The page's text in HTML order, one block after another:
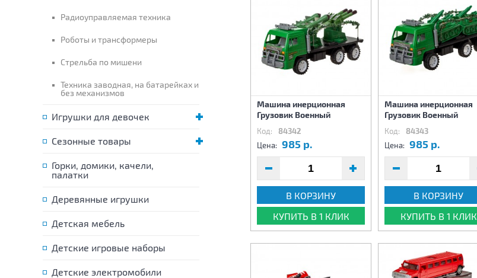
Радиоуправляемая техника
Роботы и трансформеры
Стрельба по мишени
Техника заводная, на батарейках и
без механизмов
Игрушки для девочек
Сезонные товары
Горки, домики, качели,
палатки
Деревянные игрушки
Детская мебель
Детские игровые наборы
Детские электромобили
Машина инерционная
Грузовик Военный
Код: 84342
Цена: 985 р.
В КОРЗИНУ
КУПИТЬ В 1 КЛИК
Машина инерционная
Грузовик Военный
Код: 84343
Цена: 985 р.
В КОРЗИНУ
КУПИТЬ В 1 КЛИК